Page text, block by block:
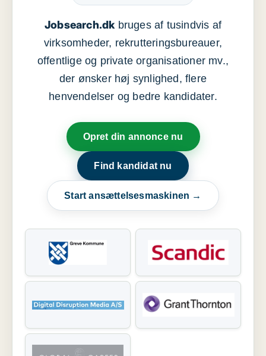
Jobsearch.dkbruges af tusindvis af
virksomheder, rekrutteringsbureauer,
offentlige og private organisationer mv.,
der ønsker høj synlighed, flere
henvendelser og bedre kandidater.
Opret din annonce nu
Find kandidat nu
Start ansættelsesmaskinen →